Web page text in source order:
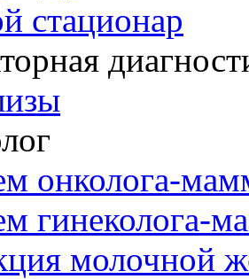
стационар
онколога-
гинеколога-
молочной